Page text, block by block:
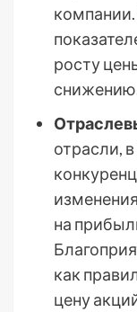
росту
отрасли,
на
как
цену